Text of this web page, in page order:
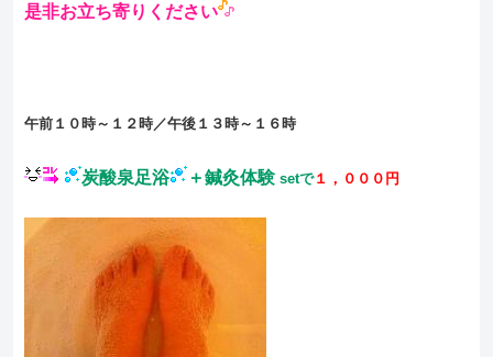
是非お立ち寄りください
午前１０時～１２時／午後１３時～１６時
炭酸泉足浴 ＋鍼灸体験setで１，０００円